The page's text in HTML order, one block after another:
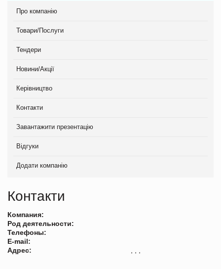
Про компанію
Товари/Послуги
Тендери
Новини/Акції
Керівництво
Контакти
Завантажити презентацію
Відгуки
Додати компанію
Контакти
Компания:
Род деятельности:
Телефоны:
E-mail:
Адрес: